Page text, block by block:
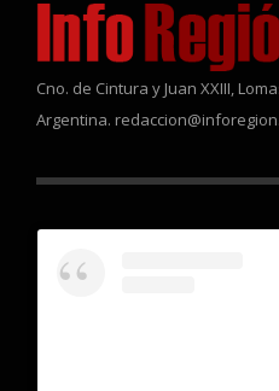
Cno. de Cintura y Juan XXIII,
Argentina.